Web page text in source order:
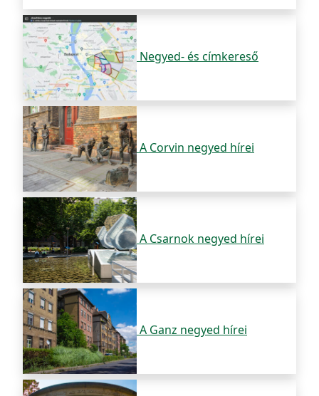
Negyed- és címkereső
A Corvin negyed hírei
A Csarnok negyed hírei
A Ganz negyed hírei